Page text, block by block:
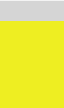
Setiap Langkah
Farming yang